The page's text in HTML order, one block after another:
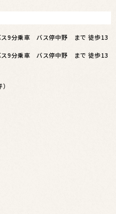
9分乗車 バス停中野 まで 徒歩13
9分乗車 バス停中野 まで 徒歩13